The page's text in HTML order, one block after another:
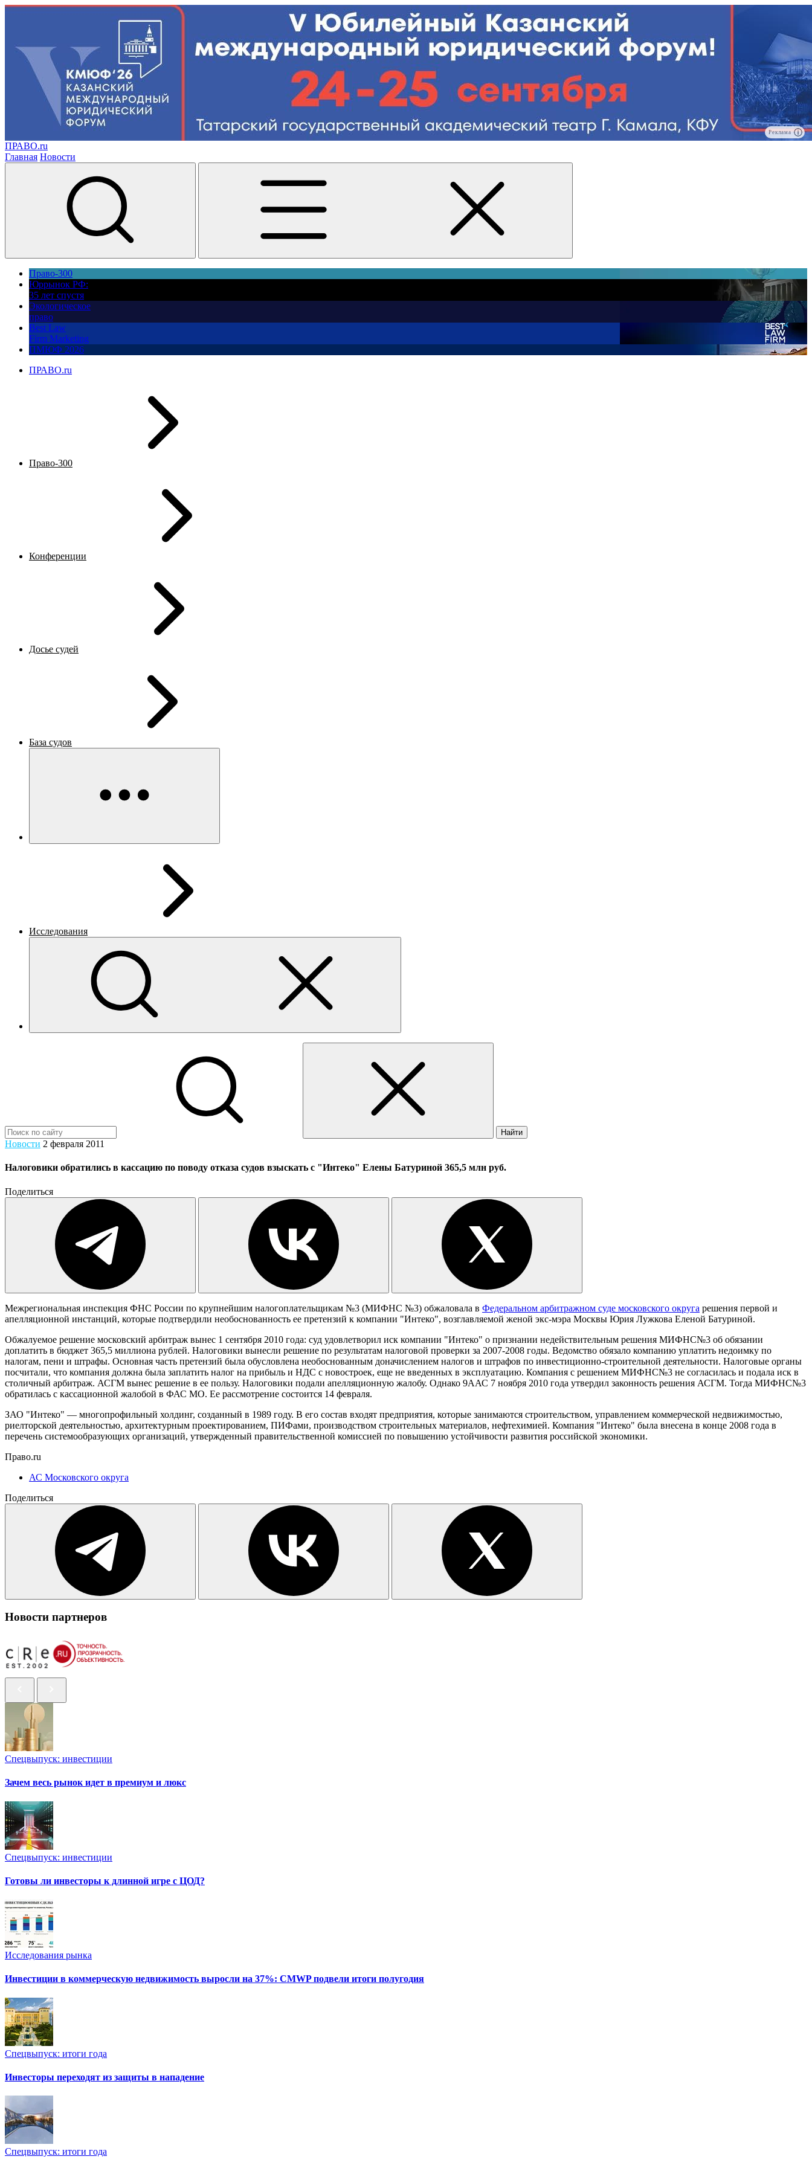
Реклама
ПРАВО.ru
Главная Новости
Право-300
Юррынок РФ:
35 лет спустя
Экологическое
право
Best Law
Firm Marketing
ПМЮФ 2026
ПРАВО.ru
Право-300
Конференции
Досье судей
База судов
Исследования
Найти
Новости 2 февраля 2011
Налоговики обратились в кассацию по поводу отказа судов взыскать с "Интеко" Елены Батуриной 365,5 млн руб.
Поделиться
Межрегиональная инспекция ФНС России по крупнейшим налогоплательщикам №3 (МИФНС №3) обжаловала в Федеральном арбитражном суде московского округа решения первой и
апелляционной инстанций, которые подтвердили необоснованность ее претензий к компании "Интеко", возглавляемой женой экс-мэра Москвы Юрия Лужкова Еленой Батуриной.
Обжалуемое решение московский арбитраж вынес 1 сентября 2010 года: суд удовлетворил иск компании "Интеко" о признании недействительным решения МИФНС№3 об обязании
доплатить в бюджет 365,5 миллиона рублей. Налоговики вынесли решение по результатам налоговой проверки за 2007-2008 годы. Ведомство обязало компанию уплатить недоимку по
налогам, пени и штрафы. Основная часть претензий была обусловлена необоснованным доначислением налогов и штрафов по инвестиционно-строительной деятельности. Налоговые органы
посчитали, что компания должна была заплатить налог на прибыль и НДС с новостроек, еще не введенных в эксплуатацию. Компания с решением МИФНС№3 не согласилась и подала иск в
столичный арбитраж. АСГМ вынес решение в ее пользу. Налоговики подали апелляционную жалобу. Однако 9ААС 7 ноября 2010 года утвердил законность решения АСГМ. Тогда МИФНС№3
обратилась с кассационной жалобой в ФАС МО. Ее рассмотрение состоится 14 февраля.
ЗАО "Интеко" — многопрофильный холдинг, созданный в 1989 году. В его состав входят предприятия, которые занимаются строительством, управлением коммерческой недвижимостью,
риелторской деятельностью, архитектурным проектированием, ПИФами, производством строительных материалов, нефтехимией. Компания "Интеко" была внесена в конце 2008 года в
перечень системообразующих организаций, утвержденный правительственной комиссией по повышению устойчивости развития российской экономики.
Право.ru
АС Московского округа
Поделиться
Новости партнеров
Спецвыпуск: инвестиции
Зачем весь рынок идет в премиум и люкс
Спецвыпуск: инвестиции
Готовы ли инвесторы к длинной игре с ЦОД?
Исследования рынка
Инвестиции в коммерческую недвижимость выросли на 37%: CMWP подвели итоги полугодия
Спецвыпуск: итоги года
Инвесторы переходят из защиты в нападение
Спецвыпуск: итоги года